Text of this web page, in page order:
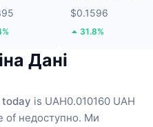
$0.1596
31.8%
Дані
today is UAH0.010160 UAH
of недоступно. Ми